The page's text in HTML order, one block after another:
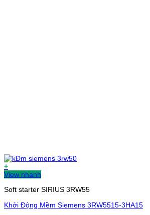
+
View nhanh
Soft starter SIRIUS 3RW55
Khởi Động Mềm Siemens 3RW5515-3HA15